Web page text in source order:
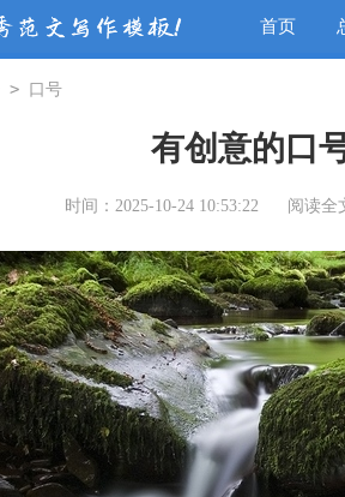
首页
> 口号
有创意的口
时间：2025-10-24 10:53:22 阅读全